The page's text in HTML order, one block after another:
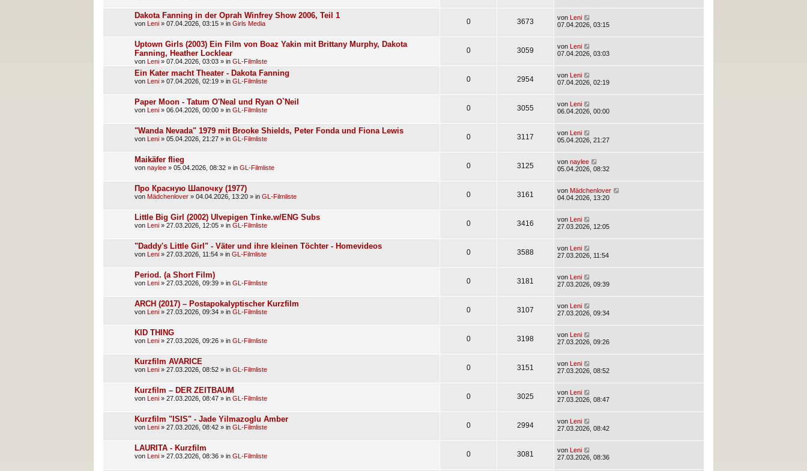
Dakota Fanning in der Oprah Winfrey Show 2006, Teil 1
von Leni » 07.04.2026, 03:15 » in Girls Media 0 3673 von Leni
07.04.2026, 03:15
Uptown Girls (2003) Ein Film von Boaz Yakin mit Brittany Murphy, Dakota
Fanning, Heather Locklear
von Leni » 07.04.2026, 03:03 » in GL-Filmliste
0 3059 von Leni
07.04.2026, 03:03
Ein Kater macht Theater - Dakota Fanning
von Leni » 07.04.2026, 02:19 » in GL-Filmliste 0 2954 von Leni
07.04.2026, 02:19
Paper Moon - Tatum O'Neal und Ryan O`Neil
von Leni » 06.04.2026, 00:00 » in GL-Filmliste 0 3055 von Leni
06.04.2026, 00:00
"Wanda Nevada" 1979 mit Brooke Shields, Peter Fonda und Fiona Lewis
von Leni » 05.04.2026, 21:27 » in GL-Filmliste 0 3117 von Leni
05.04.2026, 21:27
Maikäfer flieg
von naylee » 05.04.2026, 08:32 » in GL-Filmliste 0 3125 von naylee
05.04.2026, 08:32
Про Красную Шапочку (1977)
von Mädchenlover » 04.04.2026, 13:20 » in GL-Filmliste 0 3161 von Mädchenlover
04.04.2026, 13:20
Little Big Girl (2002) Ulvepigen Tinke.w/ENG Subs
von Leni » 27.03.2026, 12:05 » in GL-Filmliste 0 3416 von Leni
27.03.2026, 12:05
"Daddy's Little Girl" - Väter und ihre kleinen Töchter - Homevideos
von Leni » 27.03.2026, 11:54 » in GL-Filmliste 0 3588 von Leni
27.03.2026, 11:54
Period. (a Short Film)
von Leni » 27.03.2026, 09:39 » in GL-Filmliste 0 3181 von Leni
27.03.2026, 09:39
ARCH (2017) – Postapokalyptischer Kurzfilm
von Leni » 27.03.2026, 09:34 » in GL-Filmliste 0 3107 von Leni
27.03.2026, 09:34
KID THING
von Leni » 27.03.2026, 09:26 » in GL-Filmliste 0 3198 von Leni
27.03.2026, 09:26
Kurzfilm AVARICE
von Leni » 27.03.2026, 08:52 » in GL-Filmliste 0 3151 von Leni
27.03.2026, 08:52
Kurzfilm – DER ZEITBAUM
von Leni » 27.03.2026, 08:47 » in GL-Filmliste 0 3025 von Leni
27.03.2026, 08:47
Kurzfilm "ISIS" - Jade Yilmazoglu Amber
von Leni » 27.03.2026, 08:42 » in GL-Filmliste 0 2994 von Leni
27.03.2026, 08:42
LAURITA - Kurzfilm
von Leni » 27.03.2026, 08:36 » in GL-Filmliste 0 3081 von Leni
27.03.2026, 08:36